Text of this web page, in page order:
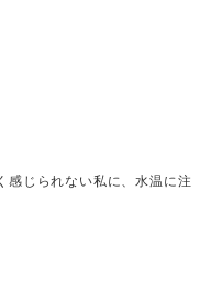
感じられない私に、水温に注